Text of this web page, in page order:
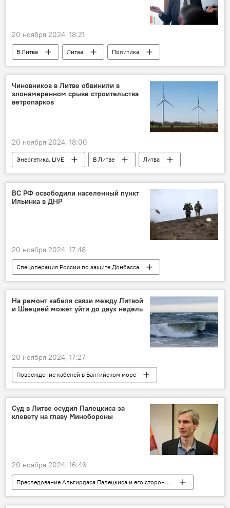
20 ноября 2024, 18:21
В Литве Литва
Политика
Ремигиюс Жемайтайтис
Гинтаутас Палуцкас
Формирование коалиции и нового кабмина Литвы
Чиновников в Литве обвинили в
злонамеренном срыве строительства
ветропарков
20 ноября 2024, 18:00
Энергетика. LIVE В Литве
Литва
ветрогенераторы
ветряк
энергетика
электроэнергия
инвестиции
ВС РФ освободили населенный пункт
Ильинка в ДНР
20 ноября 2024, 17:48
Спецоперация России по защите Донбасса
В мире
Россия
Украина
Минобороны РФ
На ремонт кабеля связи между Литвой
и Швецией может уйти до двух недель
20 ноября 2024, 17:27
Повреждение кабелей в Балтийском море
В Литве
Литва Швеция
Суд в Литве осудил Палецкиса за
клевету на главу Минобороны
20 ноября 2024, 16:46
Преследование Альгирдаса Палецкиса и его сторонников в Литве
В Литве
Литва Политика